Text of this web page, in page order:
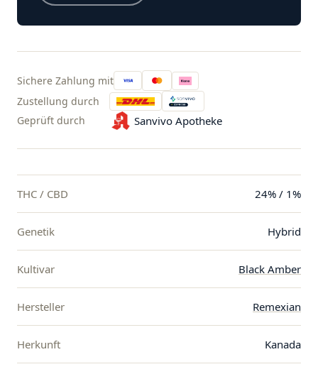
Sichere Zahlung mit
Zustellung durch
Geprüft durch
Sanvivo Apotheke
THC / CBD 24% / 1%
Genetik Hybrid
Kultivar Black Amber
Hersteller Remexian
Herkunft Kanada